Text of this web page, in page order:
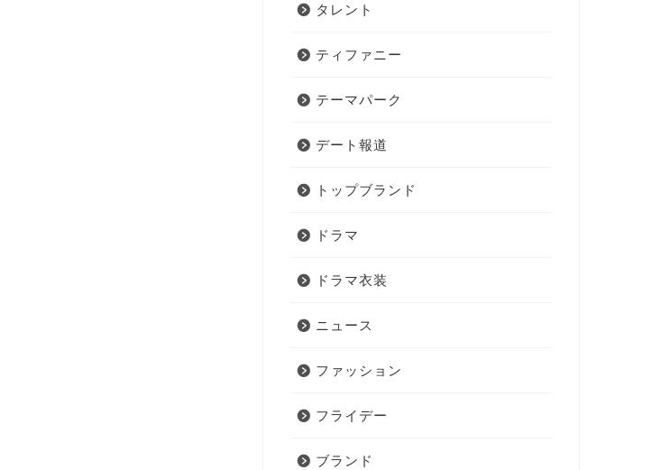
タレント
ティファニー
テーマパーク
デート報道
トップブランド
ドラマ
ドラマ衣装
ニュース
ファッション
フライデー
ブランド